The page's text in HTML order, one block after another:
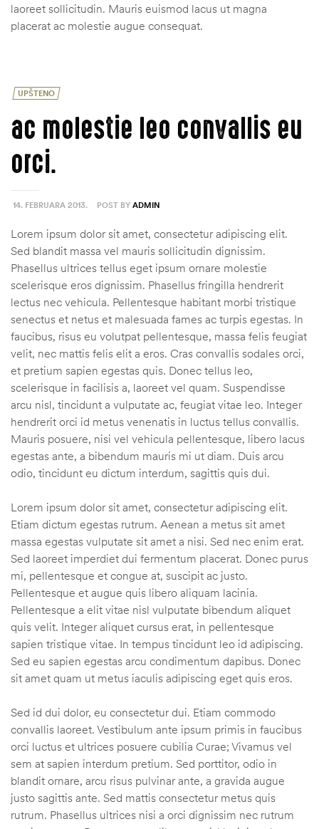
laoreet sollicitudin. Mauris euismod lacus ut magna
placerat ac molestie augue consequat.
UPŠTENO
14. FEBRUARA 2013. POST BY ADMIN
ac molestie leo convallis eu
orci.
Lorem ipsum dolor sit amet, consectetur adipiscing elit.
Sed blandit massa vel mauris sollicitudin dignissim.
Phasellus ultrices tellus eget ipsum ornare molestie
scelerisque eros dignissim. Phasellus fringilla hendrerit
lectus nec vehicula. Pellentesque habitant morbi tristique
senectus et netus et malesuada fames ac turpis egestas. In
faucibus, risus eu volutpat pellentesque, massa felis feugiat
velit, nec mattis felis elit a eros. Cras convallis sodales orci,
et pretium sapien egestas quis. Donec tellus leo,
scelerisque in facilisis a, laoreet vel quam. Suspendisse
arcu nisl, tincidunt a vulputate ac, feugiat vitae leo. Integer
hendrerit orci id metus venenatis in luctus tellus convallis.
Mauris posuere, nisi vel vehicula pellentesque, libero lacus
egestas ante, a bibendum mauris mi ut diam. Duis arcu
odio, tincidunt eu dictum interdum, sagittis quis dui.
Lorem ipsum dolor sit amet, consectetur adipiscing elit.
Etiam dictum egestas rutrum. Aenean a metus sit amet
massa egestas vulputate sit amet a nisi. Sed nec enim erat.
Sed laoreet imperdiet dui fermentum placerat. Donec purus
mi, pellentesque et congue at, suscipit ac justo.
Pellentesque et augue quis libero aliquam lacinia.
Pellentesque a elit vitae nisl vulputate bibendum aliquet
quis velit. Integer aliquet cursus erat, in pellentesque
sapien tristique vitae. In tempus tincidunt leo id adipiscing.
Sed eu sapien egestas arcu condimentum dapibus. Donec
sit amet quam ut metus iaculis adipiscing eget quis eros.
Sed id dui dolor, eu consectetur dui. Etiam commodo
convallis laoreet. Vestibulum ante ipsum primis in faucibus
orci luctus et ultrices posuere cubilia Curae; Vivamus vel
sem at sapien interdum pretium. Sed porttitor, odio in
blandit ornare, arcu risus pulvinar ante, a gravida augue
justo sagittis ante. Sed mattis consectetur metus quis
rutrum. Phasellus ultrices nisi a orci dignissim nec rutrum